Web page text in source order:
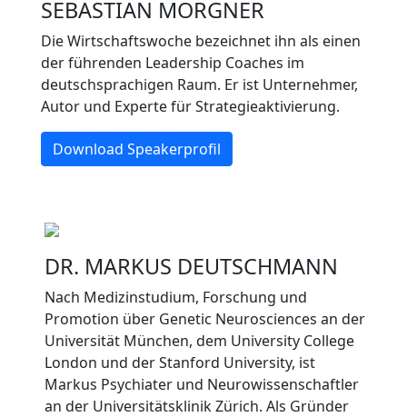
SEBASTIAN MORGNER
Die Wirtschaftswoche bezeichnet ihn als einen
der führenden Leadership Coaches im
deutschsprachigen Raum. Er ist Unternehmer,
Autor und Experte für Strategieaktivierung.
Download Speakerprofil
DR. MARKUS DEUTSCHMANN
Nach Medizinstudium, Forschung und
Promotion über Genetic Neurosciences an der
Universität München, dem University College
London und der Stanford University, ist
Markus Psychiater und Neurowissenschaftler
an der Universitätsklinik Zürich. Als Gründer